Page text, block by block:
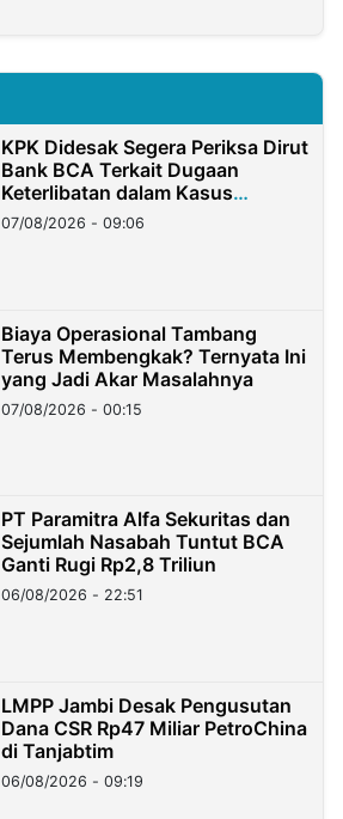
KPK Didesak Segera Periksa Dirut
Bank BCA Terkait Dugaan
Keterlibatan dalam Kasus
Hilangnya Dana Nasabah Rp2,58
Miliar
07/08/2026 - 09:06
Biaya Operasional Tambang
Terus Membengkak? Ternyata Ini
yang Jadi Akar Masalahnya
07/08/2026 - 00:15
PT Paramitra Alfa Sekuritas dan
Sejumlah Nasabah Tuntut BCA
Ganti Rugi Rp2,8 Triliun
06/08/2026 - 22:51
LMPP Jambi Desak Pengusutan
Dana CSR Rp47 Miliar PetroChina
di Tanjabtim
06/08/2026 - 09:19